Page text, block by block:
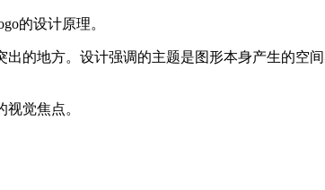
的设计原理。
的地方。设计强调的主题是图形本身产生的空
觉焦点。